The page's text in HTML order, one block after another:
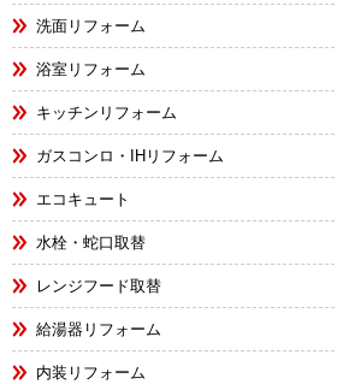
洗面リフォーム
浴室リフォーム
キッチンリフォーム
ガスコンロ・IHリフォーム
エコキュート
水栓・蛇口取替
レンジフード取替
給湯器リフォーム
内装リフォーム